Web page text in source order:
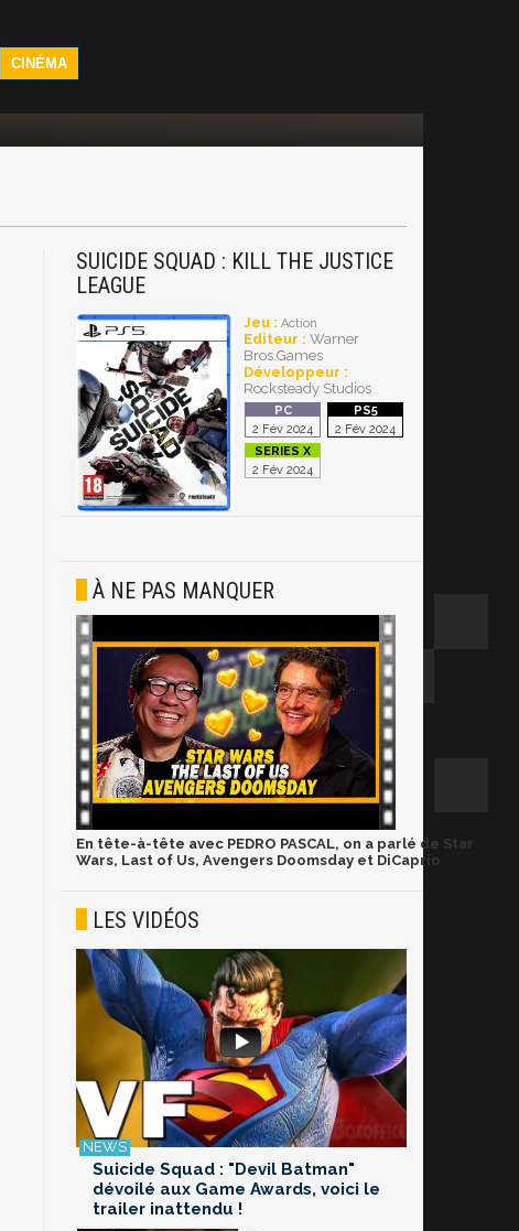
CINÉMA
SUICIDE SQUAD : KILL THE JUSTICE
LEAGUE
Jeu : Action
Editeur : Warner
Bros.Games
Développeur :
Rocksteady Studios
2 Fév 2024 2 Fév 2024
2 Fév 2024
À NE PAS MANQUER
En tête-à-tête avec PEDRO PASCAL, on a parlé de Star
Wars, Last of Us, Avengers Doomsday et DiCaprio
LES VIDÉOS
Suicide Squad : "Devil Batman"
dévoilé aux Game Awards, voici le
trailer inattendu !